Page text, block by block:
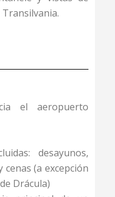
el aeropuerto
desayunos,
cenas (a excepción
Drácula)